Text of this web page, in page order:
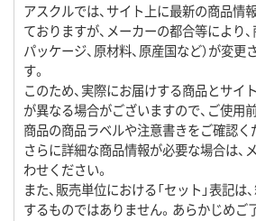
アスクルでは、サイト上に最新の商品情
ておりますが、メーカーの都合等により、
パッケージ、原材料、原産国など）が変
す。
このため、実際にお届けする商品とサイ
が異なる場合がございますので、ご使用
商品の商品ラベルや注意書きをご確認く
さらに詳細な商品情報が必要な場合は、
わせください。
また、販売単位における「セット」表記
するものではありません。あらかじめご